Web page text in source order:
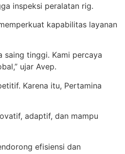
inspeksi peralatan rig.
kapabilitas layanan
saing tinggi. Kami percaya
ujar Avep.
Karena itu, Pertamina
adaptif, dan mampu
efisiensi dan